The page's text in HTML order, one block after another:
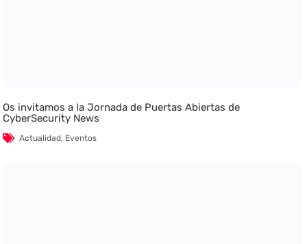
Os invitamos a la Jornada de Puertas Abiertas de
CyberSecurity News
Actualidad, Eventos